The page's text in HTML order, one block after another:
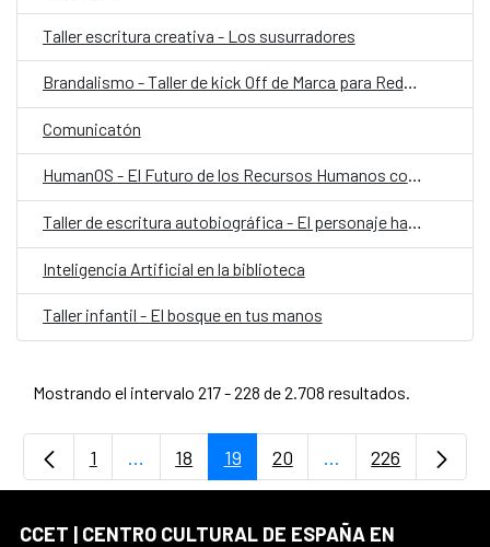
Taller escritura creativa - Los susurradores
Brandalismo - Taller de kick Off de Marca para Redes Sociales
Comunicatón
HumanOS - El Futuro de los Recursos Humanos con IA
Taller de escritura autobiográfica - El personaje habitado
Inteligencia Artificial en la biblioteca
Taller infantil - El bosque en tus manos
Mostrando el intervalo 217 - 228 de 2.708 resultados.
Página
1 ...Páginas intermedias Use TAB para
Página
18 Página
19 Página
20 ...PáginasPágina
226
CCET | CENTRO CULTURAL DE ESPAÑA EN